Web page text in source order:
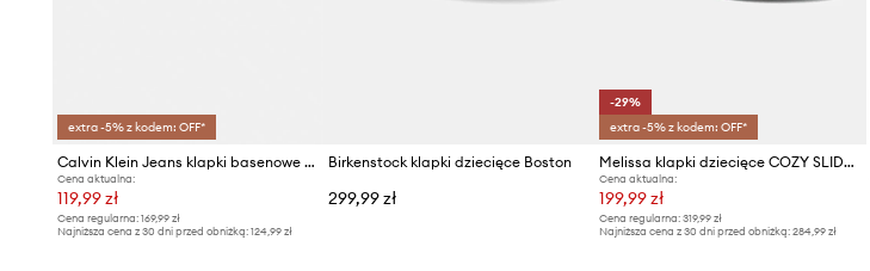
extra -5% z kodem: OFF*
Calvin Klein Jeans klapki basenowe dziecięce
Cena aktualna:
119,99 zł
Cena regularna: 169,99 zł
Najniższa cena z 30 dni przed obniżką: 124,99 zł
Birkenstock klapki dziecięce Boston
299,99 zł
-29%
extra -5% z kodem: OFF*
Melissa klapki dziecięce COZY SLIDE M LOVER INF
Cena aktualna:
199,99 zł
Cena regularna: 319,99 zł
Najniższa cena z 30 dni przed obniżką: 284,99 zł